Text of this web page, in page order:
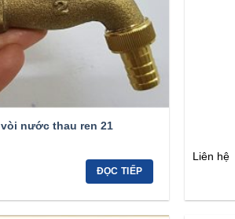
vòi nước thau ren 21
ĐỌC TIẾP
Liên hệ